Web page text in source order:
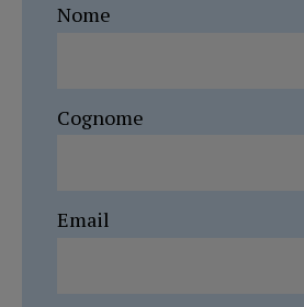
Nome
Cognome
Email